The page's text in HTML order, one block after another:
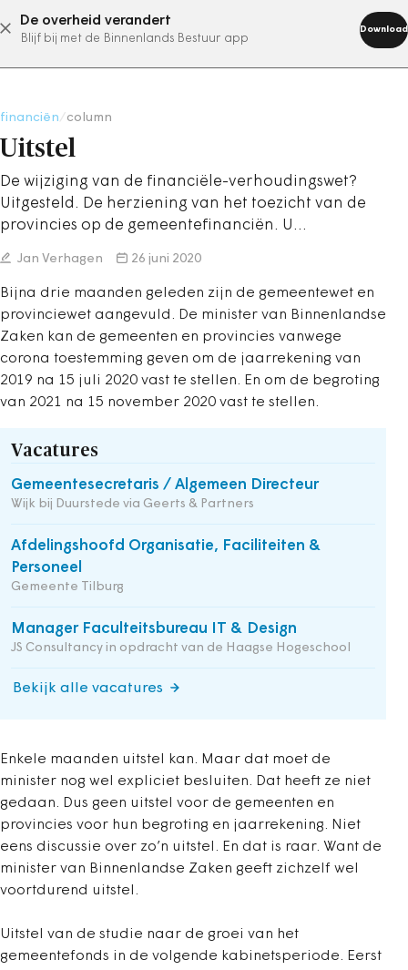
De overheid verandert
Blijf bij met de Binnenlands Bestuur app
Download
abonneer nu
financiën column
Uitstel
De wijziging van de financiële-verhoudingswet?
Uitgesteld. De herziening van het toezicht van de
provincies op de gemeentefinanciën. U…
Jan Verhagen 26 juni 2020
Bijna drie maanden geleden zijn de gemeentewet en
provinciewet aangevuld. De minister van Binnenlandse
Zaken kan de gemeenten en provincies vanwege
corona toestemming geven om de jaarrekening van
2019 na 15 juli 2020 vast te stellen. En om de begroting
van 2021 na 15 november 2020 vast te stellen.
Vacatures
Gemeentesecretaris / Algemeen Directeur
Wijk bij Duurstede via Geerts & Partners
Afdelingshoofd Organisatie, Faciliteiten &
Personeel
Gemeente Tilburg
Manager Faculteitsbureau IT & Design
JS Consultancy in opdracht van de Haagse Hogeschool
Bekijk alle vacatures
Enkele maanden uitstel kan. Maar dat moet de
minister nog wel expliciet besluiten. Dat heeft ze niet
gedaan. Dus geen uitstel voor de gemeenten en
provincies voor hun begroting en jaarrekening. Niet
eens discussie over zo’n uitstel. En dat is raar. Want de
minister van Binnenlandse Zaken geeft zichzelf wel
voortdurend uitstel.
Uitstel van de studie naar de groei van het
gemeentefonds in de volgende kabinetsperiode. Eerst